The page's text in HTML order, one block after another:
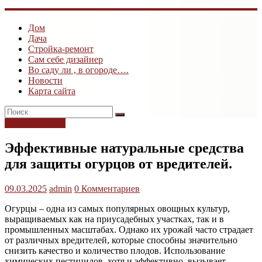
ogk3.ru
Дом
дача
Дом
Дача
Стройка-ремонт
Сам себе дизайнер
Во саду ли , в огороде….
Новости
Карта сайта
Эффективные натуральные средства
для защиты огурцов от вредителей.
09.03.2025 admin 0 Комментариев
Огурцы – одна из самых популярных овощных культур,
выращиваемых как на приусадебных участках, так и в
промышленных масштабах. Однако их урожай часто страдает
от различных вредителей, которые способны значительно
снизить качество и количество плодов. Использование